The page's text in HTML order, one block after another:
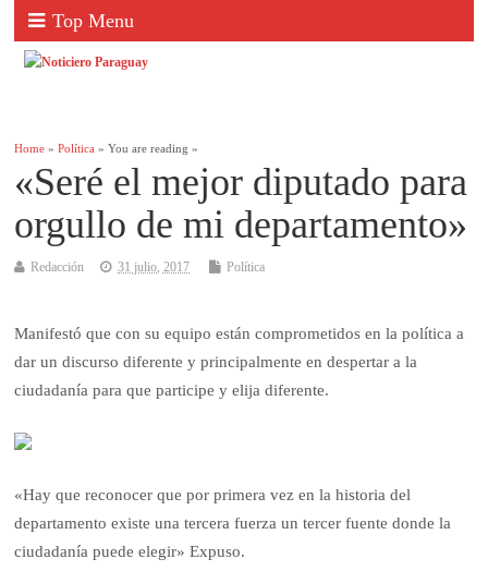
Top Menu
Home »Política » You are reading »
«Seré el mejor diputado para
orgullo de mi departamento»
Redacción 31 julio, 2017 Política
Manifestó que con su equipo están comprometidos en la política a
dar un discurso diferente y principalmente en despertar a la
ciudadanía para que participe y elija diferente.
«Hay que reconocer que por primera vez en la historia del
departamento existe una tercera fuerza un tercer fuente donde la
ciudadanía puede elegir» Expuso.